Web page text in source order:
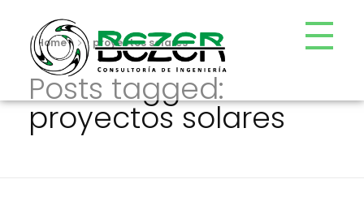
Bezer
Consultoría de Ingeniería
Home proyectos solares
Posts tagged:
proyectos solares